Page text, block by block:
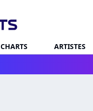
CHARTS ARTISTES